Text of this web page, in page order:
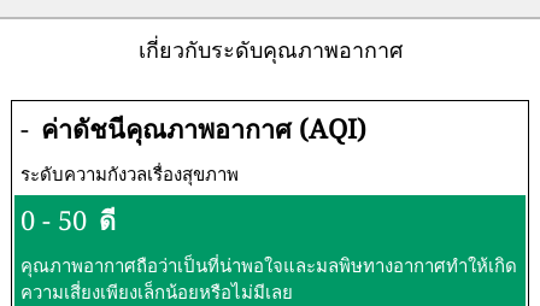
เกี่ยวกับระดับคุณภาพอากาศ
- ค่าดัชนีคุณภาพอากาศ (AQI)
ระดับความกังวลเรื่องสุขภาพ
0 - 50 ดี
คุณภาพอากาศถือว่าเป็นที่น่าพอใจและมลพิษทางอากาศทำให้เกิด
ความเสี่ยงเพียงเล็กน้อยหรือไม่มีเลย